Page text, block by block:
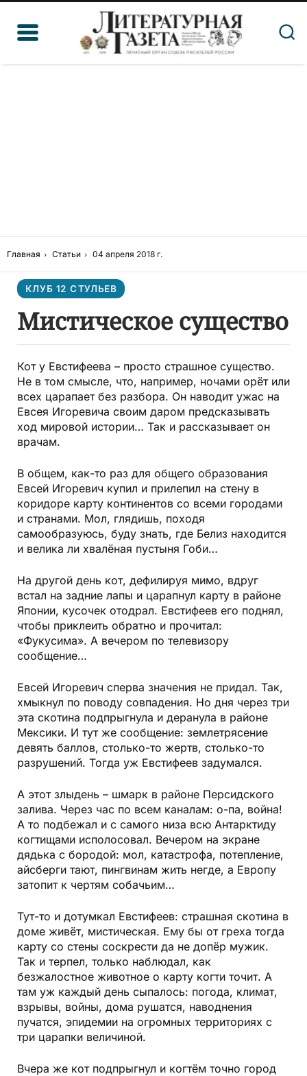
Главная Статьи 04 апреля 2018 г.
КЛУБ 12 СТУЛЬЕВ
Мистическое существо
Кот у Евстифеева – просто страшное существо.
Не в том смысле, что, например, ночами орёт или
всех царапает без разбора. Он наводит ужас на
Евсея Игоревича своим даром предсказывать
ход мировой истории… Так и рассказывает он
врачам.
В общем, как-то раз для общего образования
Евсей Игоревич купил и прилепил на стену в
коридоре карту континентов со всеми городами
и странами. Мол, глядишь, походя
самообразуюсь, буду знать, где Белиз находится
и велика ли хвалёная пустыня Гоби…
На другой день кот, дефилируя мимо, вдруг
встал на задние лапы и царапнул карту в районе
Японии, кусочек отодрал. Евстифеев его поднял,
чтобы приклеить обратно и прочитал:
«Фукусима». А вечером по телевизору
сообщение…
Евсей Игоревич сперва значения не придал. Так,
хмыкнул по поводу совпадения. Но дня через три
эта скотина подпрыгнула и деранула в районе
Мексики. И тут же сообщение: землетрясение
девять баллов, столько-то жертв, столько-то
разрушений. Тогда уж Евстифеев задумался.
А этот злыдень – шмарк в районе Персидского
залива. Через час по всем каналам: о-па, война!
А то подбежал и с самого низа всю Антарктиду
когтищами исполосовал. Вечером на экране
дядька с бородой: мол, катастрофа, потепление,
айсберги тают, пингвинам жить негде, а Европу
затопит к чертям собачьим…
Тут-то и дотумкал Евстифеев: страшная скотина в
доме живёт, мистическая. Ему бы от греха тогда
карту со стены соскрести да не допёр мужик.
Так и терпел, только наблюдал, как
безжалостное животное о карту когти точит. А
там уж каждый день сыпалось: погода, климат,
взрывы, войны, дома рушатся, наводнения
пучатся, эпидемии на огромных территориях с
три царапки величиной.
Вчера же кот подпрыгнул и когтём точно город